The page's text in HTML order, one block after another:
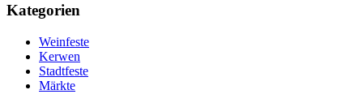
Kategorien
Weinfeste
Kerwen
Stadtfeste
Märkte